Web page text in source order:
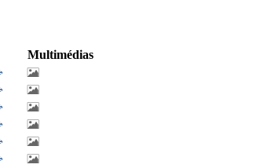
Multimédias